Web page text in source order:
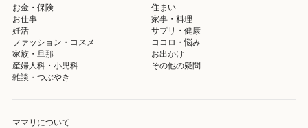
お金・保険
住まい
お仕事
家事・料理
妊活
サプリ・健康
ファッション・コスメ
ココロ・悩み
家族・旦那
お出かけ
産婦人科・小児科
その他の疑問
雑談・つぶやき
ママリについて